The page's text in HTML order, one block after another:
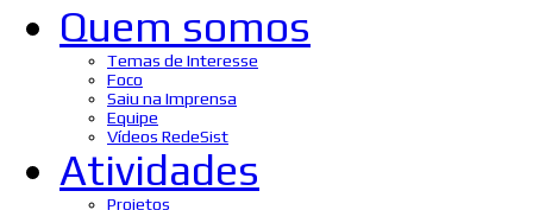
Quem somos
Temas de Interesse
Foco
Saiu na Imprensa
Equipe
Vídeos RedeSist
Atividades
Projetos